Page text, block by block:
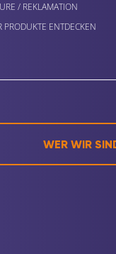
/ REKLAMATION
PRODUKTE ENTDECKEN
WER WIR